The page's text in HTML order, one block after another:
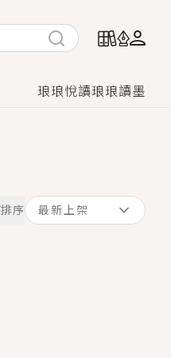
琅琅悅讀琅琅讀墨
悔了？
排序 最新上架